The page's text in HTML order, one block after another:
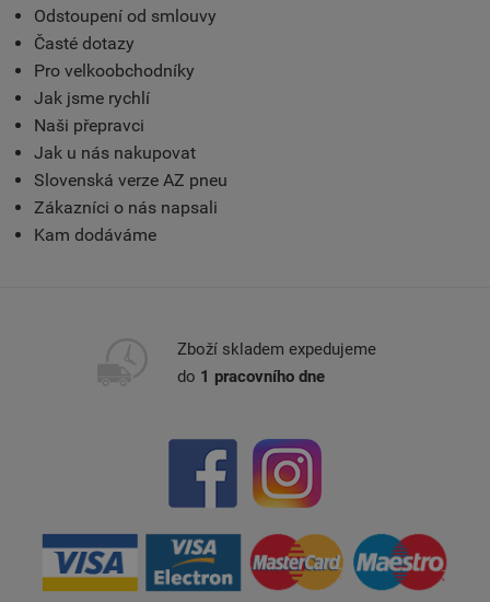
Odstoupení od smlouvy
Časté dotazy
Pro velkoobchodníky
Jak jsme rychlí
Naši přepravci
Jak u nás nakupovat
Slovenská verze AZ pneu
Zákazníci o nás napsali
Kam dodáváme
Zboží skladem expedujeme
do 1 pracovního dne